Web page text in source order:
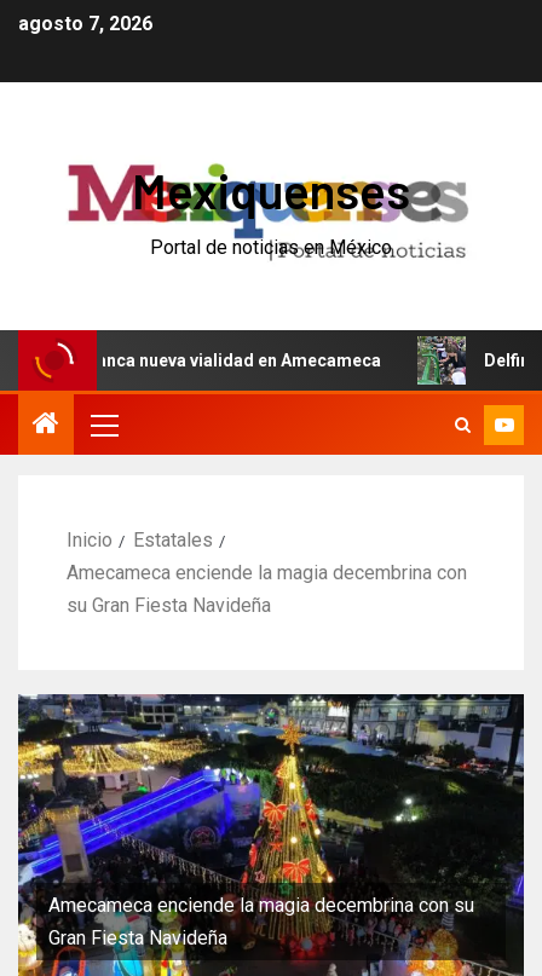
agosto 7, 2026
Mexiquenses
Portal de noticias en México
nueva vialidad en Amecameca Delfina
Inicio
Estatales
Amecameca enciende la magia decembrina con
su Gran Fiesta Navideña
Amecameca enciende la magia decembrina con su
Gran Fiesta Navideña